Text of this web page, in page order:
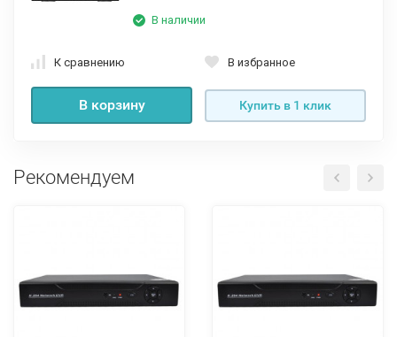
В наличии
К сравнению В избранное
В корзину Купить в 1 клик
Рекомендуем